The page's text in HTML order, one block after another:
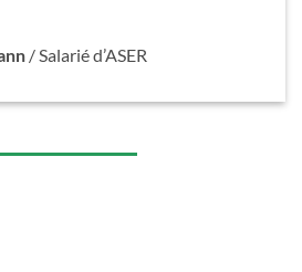
/Salarié d’ASER